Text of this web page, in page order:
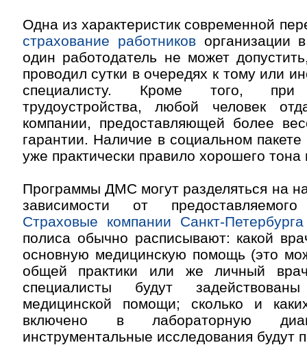
Одна из характеристик современной
страхование работниковорганизации
один работодатель не может
проводил сутки в очередях к тому или
специалисту. Кроме того,
трудоустройства, любой человек
компании, предоставляющей более
гарантии. Наличие в социальном
уже практически правило хорошего тона
Программы ДМС могут разделяться на
зависимости от
Страховые компании Санкт-Петербурга
полиса обычно расписывают: какой
основную медицинскую помощь (это
общей практики или же личный
специалисты будут
медицинской помощи; сколько и
включено в лабораторную
инструментальные исследования будут